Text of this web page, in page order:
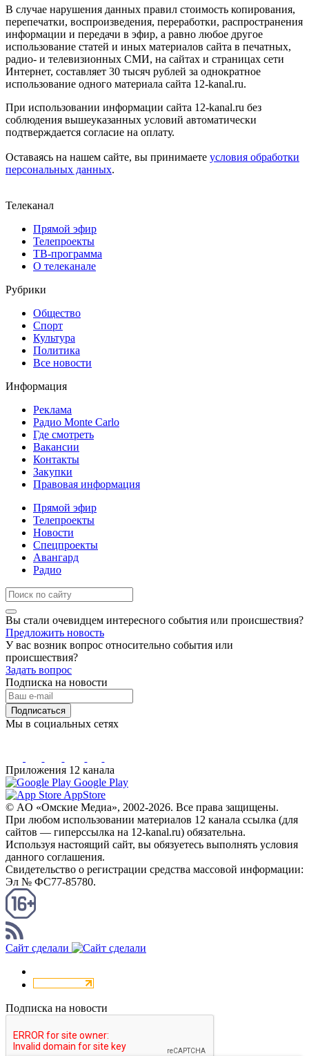
В случае нарушения данных правил стоимость копирования,
перепечатки, воспроизведения, переработки, распространения
информации и передачи в эфир, а равно любое другое
использование статей и иных материалов сайта в печатных,
радио- и телевизионных СМИ, на сайтах и страницах сети
Интернет, составляет 30 тысяч рублей за однократное
использование одного материала сайта 12-kanal.ru.
При использовании информации сайта 12-kanal.ru без
соблюдения вышеуказанных условий автоматически
подтверждается согласие на оплату.
Оставаясь на нашем сайте, вы принимаете условия обработки
персональных данных.
Телеканал
Прямой эфир
Телепроекты
ТВ-программа
О телеканале
Рубрики
Общество
Спорт
Культура
Политика
Все новости
Информация
Реклама
Радио Monte Carlo
Где смотреть
Вакансии
Контакты
Закупки
Правовая информация
Прямой эфир
Телепроекты
Новости
Спецпроекты
Авангард
Радио
Вы стали очевидцем интересного события или происшествия?
Предложить новость
У вас возник вопрос относительно события или
происшествия?
Задать вопрос
Подписка на новости
Подписаться
Мы в социальных сетях
Приложения 12 канала
Google Play
AppStore
© AO «Омские Медиа», 2002-2026. Все права защищены.
При любом использовании материалов 12 канала ссылка (для
сайтов — гиперссылка на 12-kanal.ru) обязательна.
Используя настоящий сайт, вы обязуетесь выполнять условия
данного соглашения.
Свидетельство о регистрации средства массовой информации:
Эл № ФС77-85780.
Сайт сделали
Подписка на новости